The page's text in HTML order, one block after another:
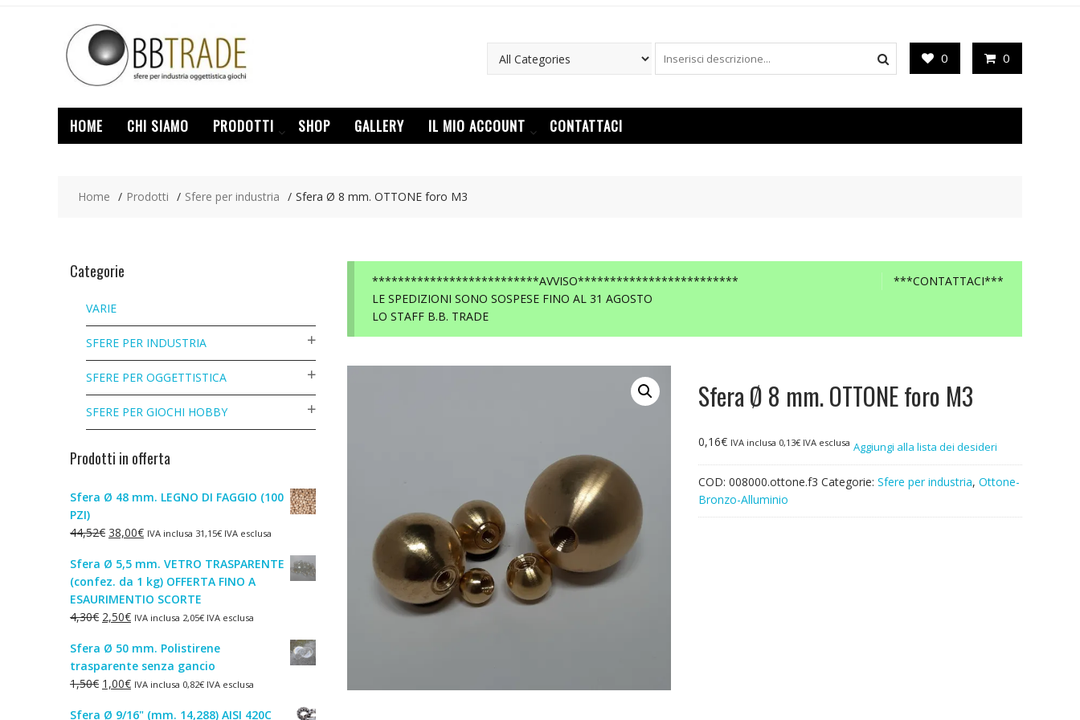
0 0
HOME CHI SIAMO PRODOTTI SHOP GALLERY IL MIO ACCOUNT CONTATTACI
Home Prodotti Sfere per industria Sfera Ø 8 mm. OTTONE foro M3
***CONTATTACI***
**************************AVVISO*************************
LE SPEDIZIONI SONO SOSPESE FINO AL 31 AGOSTO
LO STAFF B.B. TRADE
Sfera Ø 8 mm. OTTONE foro M3
0,16€ IVA inclusa 0,13€IVA esclusa Aggiungi alla lista dei desideri
COD: 008000.ottone.f3 Categorie: Sfere per industria, Ottone-
Bronzo-Alluminio
Categorie
VARIE
SFERE PER INDUSTRIA
SFERE PER OGGETTISTICA
SFERE PER GIOCHI HOBBY
Prodotti in offerta
Sfera Ø 48 mm. LEGNO DI FAGGIO (100
PZI)
44,52€ Il
originale
era:
44,52€.
38,00€Il
attuale
è:
38,00€.
IVA inclusa 31,15€ IVA esclusa
Sfera Ø 5,5 mm. VETRO TRASPARENTE
(confez. da 1 kg) OFFERTA FINO A
ESAURIMENTIO SCORTE
4,30€ Il
originale
era:
4,30€.
2,50€Il
attuale
è:
2,50€.
IVA inclusa 2,05€ IVA esclusa
Sfera Ø 50 mm. Polistirene
trasparente senza gancio
1,50€ Il1,00€IlIVA inclusa 0,82€ IVA esclusa
Sfera Ø 9/16" (mm. 14,288) AISI 420C